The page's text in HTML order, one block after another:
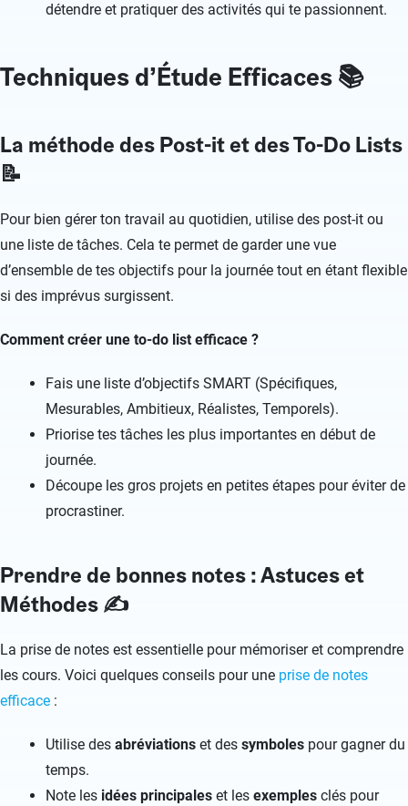
détendre et pratiquer des activités qui te passionnent.
Techniques d’Étude Efficaces 📚
La méthode des Post-it et des To-Do Lists
📝
Pour bien gérer ton travail au quotidien, utilise des post-it ou
une liste de tâches. Cela te permet de garder une vue
d’ensemble de tes objectifs pour la journée tout en étant flexible
si des imprévus surgissent.
Comment créer une to-do list efficace ?
Fais une liste d’objectifs SMART (Spécifiques,
Mesurables, Ambitieux, Réalistes, Temporels).
Priorise tes tâches les plus importantes en début de
journée.
Découpe les gros projets en petites étapes pour éviter de
procrastiner.
Prendre de bonnes notes : Astuces et
Méthodes ✍️
La prise de notes est essentielle pour mémoriser et comprendre
les cours. Voici quelques conseils pour une prise de notes
efficace :
Utilise des abréviations et des symboles pour gagner du
temps.
Note les idées principales et les exemples clés pour